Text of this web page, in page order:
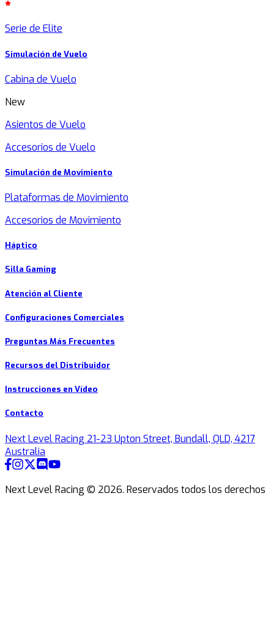
Serie de Elite
Simulación de Vuelo
Cabina de Vuelo
New
Asientos de Vuelo
Accesorios de Vuelo
Simulación de Movimiento
Plataformas de Movimiento
Accesorios de Movimiento
Háptico
Silla Gaming
Atención al Cliente
Configuraciones Comerciales
Preguntas Más Frecuentes
Recursos del Distribuidor
Instrucciones en Vídeo
Contacto
Next Level Racing 21-23 Upton Street, Bundall, QLD, 4217
Australia
Next Level Racing © 2026. Reservados todos los derechos